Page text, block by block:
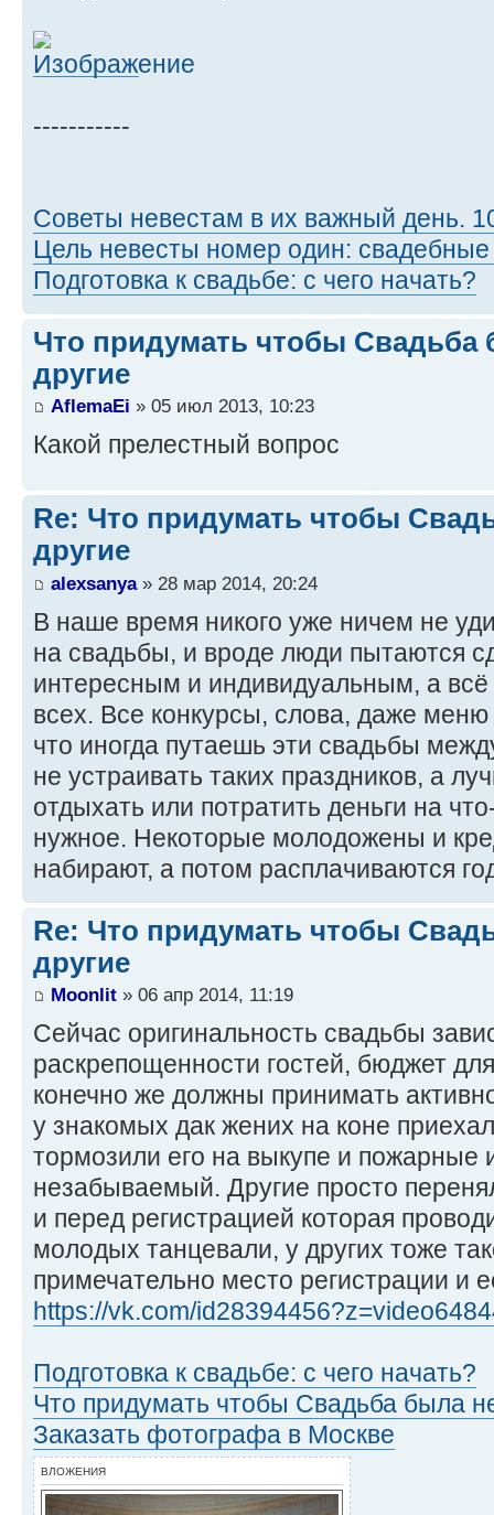
-----------
Советы невестам в их важный день.
Цель невесты номер один:
Подготовка к свадьбе: с чего начать?
Что придумать чтобы Свадьба
другие
AflemaEi » 05 июл 2013, 10:23
Какой прелестный вопрос
Re: Что придумать чтобы
другие
alexsanya» 28 мар 2014, 20:24
В наше время никого уже ничем не
на свадьбы, и вроде люди пытаются
интересным и индивидуальным, а всё
всех. Все конкурсы, слова, даже
что иногда путаешь эти свадьбы
не устраивать таких праздников, а
отдыхать или потратить деньги на
нужное. Некоторые молодожены и
набирают, а потом расплачиваются
Re: Что придумать чтобы
другие
Moonlit » 06 апр 2014, 11:19
Сейчас оригинальность свадьбы
раскрепощенности гостей, бюджет
конечно же должны принимать
у знакомых дак жених на коне
тормозили его на выкупе и пожарные
незабываемый. Другие просто
и перед регистрацией которая
молодых танцевали, у других тоже
примечательно место регистрации и
https://vk.com/
Подготовка к свадьбе: с чего начать?
Что придумать чтобы Свадьба была
Заказать фотографа в Москве
ВЛОЖЕНИЯ